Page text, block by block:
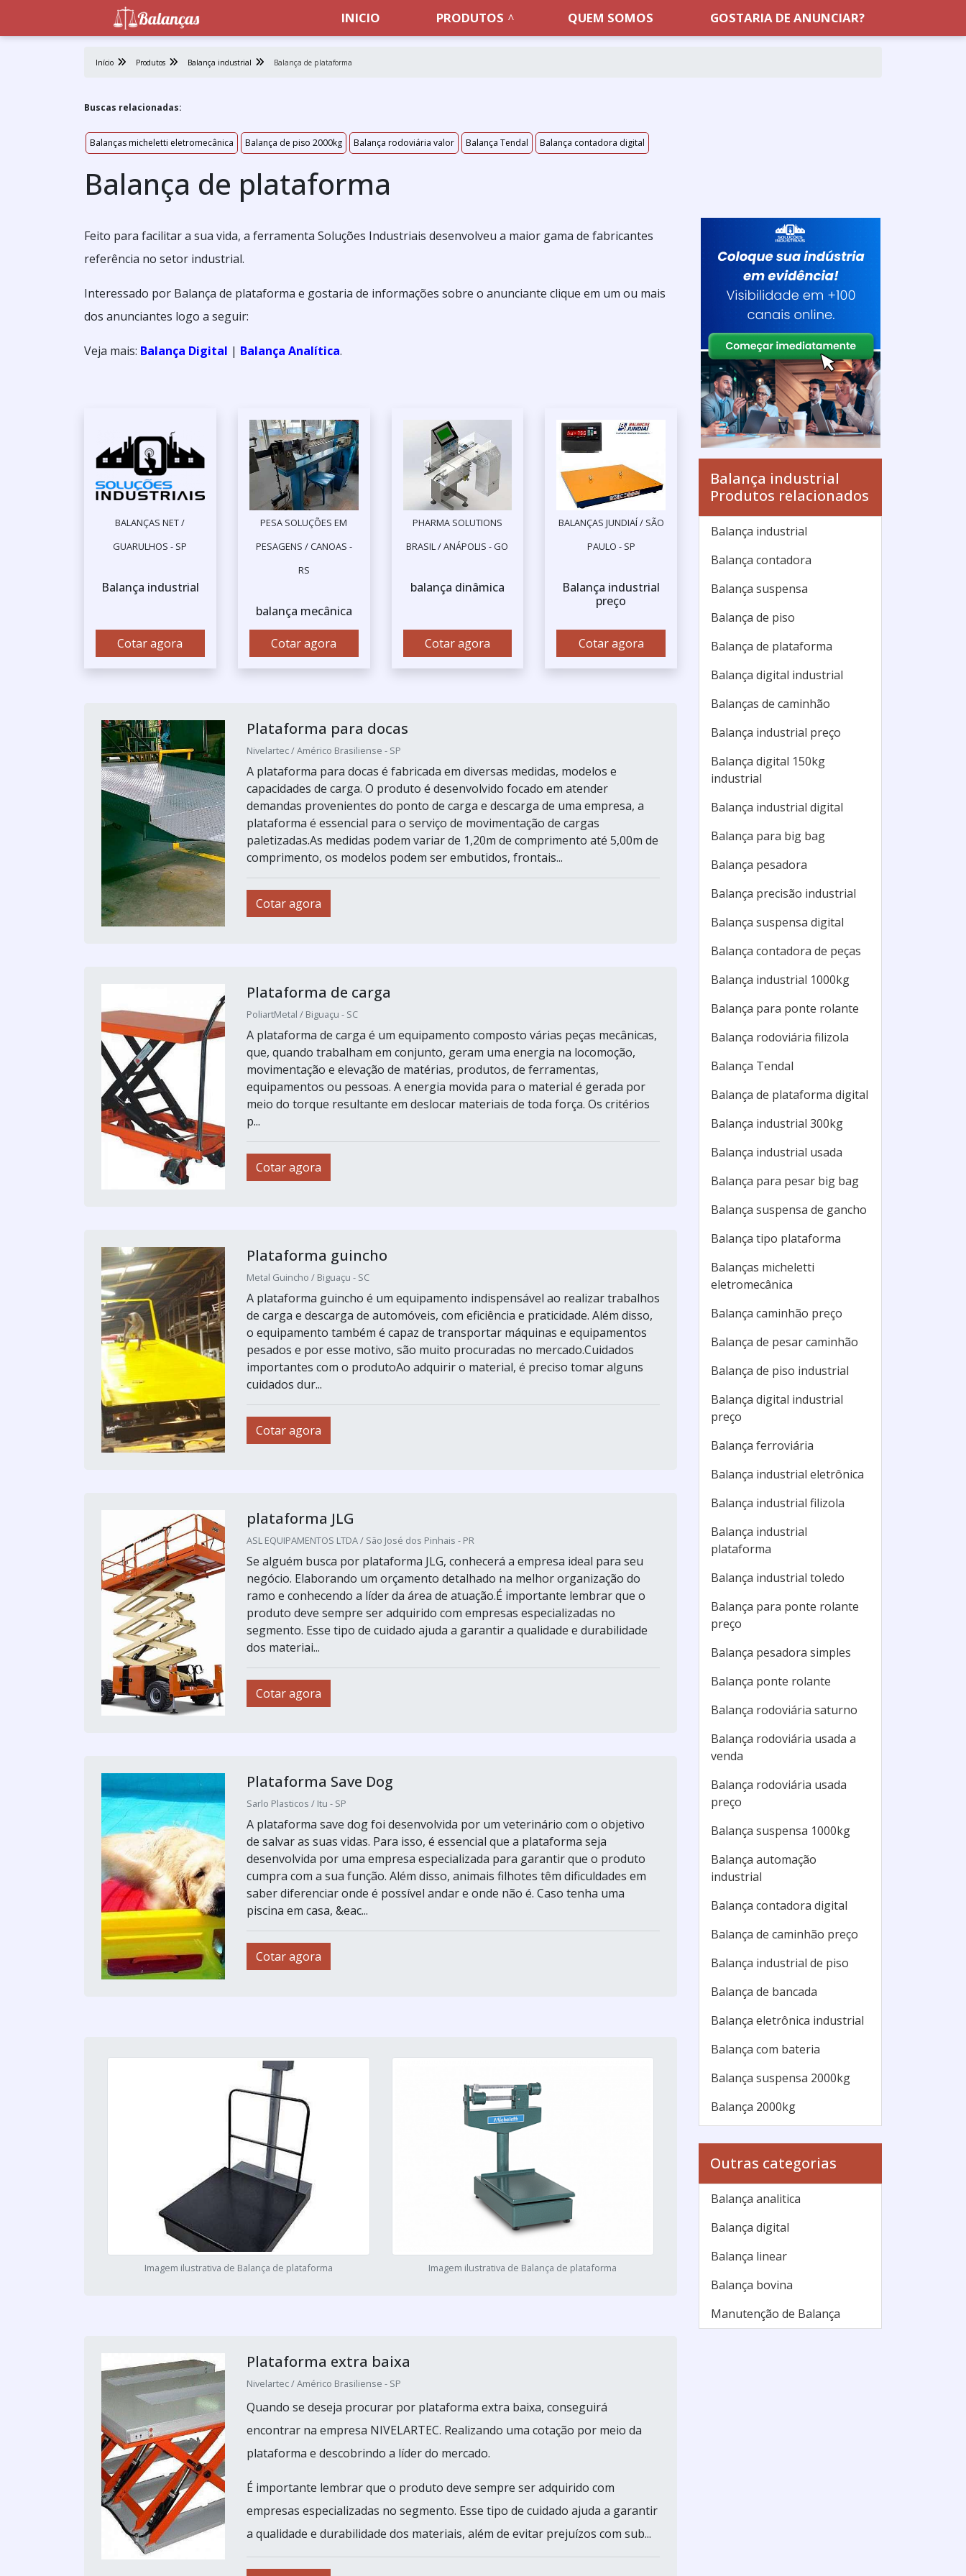
INICIO PRODUTOS QUEM SOMOS GOSTARIA DE ANUNCIAR?
Início Produtos Balança industrial Balança de plataforma
Buscas relacionadas:
Balanças micheletti eletromecânica Balança de piso 2000kg Balança rodoviária valor Balança Tendal Balança contadora digital
Balança de plataforma
Feito para facilitar a sua vida, a ferramenta Soluções Industriais desenvolveu a maior gama de fabricantes
referência no setor industrial.
Interessado por Balança de plataforma e gostaria de informações sobre o anunciante clique em um ou mais
dos anunciantes logo a seguir:
Veja mais: Balança Digital | Balança Analítica.
BALANÇAS NET /
GUARULHOS - SP
Balança industrial
Cotar agora
PESA SOLUÇÕES EM
PESAGENS / CANOAS -
RS
balança mecânica
Cotar agora
PHARMA SOLUTIONS
BRASIL / ANÁPOLIS - GO
balança dinâmica
Cotar agora
BALANÇAS JUNDIAÍ / SÃO
PAULO - SP
Balança industrial
preço
Cotar agora
Plataforma para docas
Nivelartec / Américo Brasiliense - SP
A plataforma para docas é fabricada em diversas medidas, modelos e
capacidades de carga. O produto é desenvolvido focado em atender
demandas provenientes do ponto de carga e descarga de uma empresa, a
plataforma é essencial para o serviço de movimentação de cargas
paletizadas.As medidas podem variar de 1,20m de comprimento até 5,00m de
comprimento, os modelos podem ser embutidos, frontais...
Cotar agora
Plataforma de carga
PoliartMetal / Biguaçu - SC
A plataforma de carga é um equipamento composto várias peças mecânicas,
que, quando trabalham em conjunto, geram uma energia na locomoção,
movimentação e elevação de matérias, produtos, de ferramentas,
equipamentos ou pessoas. A energia movida para o material é gerada por
meio do torque resultante em deslocar materiais de toda força. Os critérios
p...
Cotar agora
Plataforma guincho
Metal Guincho / Biguaçu - SC
A plataforma guincho é um equipamento indispensável ao realizar trabalhos
de carga e descarga de automóveis, com eficiência e praticidade. Além disso,
o equipamento também é capaz de transportar máquinas e equipamentos
pesados e por esse motivo, são muito procuradas no mercado.Cuidados
importantes com o produtoAo adquirir o material, é preciso tomar alguns
cuidados dur...
Cotar agora
plataforma JLG
ASL EQUIPAMENTOS LTDA / São José dos Pinhais - PR
Se alguém busca por plataforma JLG, conhecerá a empresa ideal para seu
negócio. Elaborando um orçamento detalhado na melhor organização do
ramo e conhecendo a líder da área de atuação.É importante lembrar que o
produto deve sempre ser adquirido com empresas especializadas no
segmento. Esse tipo de cuidado ajuda a garantir a qualidade e durabilidade
dos materiai...
Cotar agora
Plataforma Save Dog
Sarlo Plasticos / Itu - SP
A plataforma save dog foi desenvolvida por um veterinário com o objetivo
de salvar as suas vidas. Para isso, é essencial que a plataforma seja
desenvolvida por uma empresa especializada para garantir que o produto
cumpra com a sua função. Além disso, animais filhotes têm dificuldades em
saber diferenciar onde é possível andar e onde não é. Caso tenha uma
piscina em casa, &eac...
Cotar agora
Imagem ilustrativa de Balança de plataforma Imagem ilustrativa de Balança de plataforma
Plataforma extra baixa
Nivelartec / Américo Brasiliense - SP
Quando se deseja procurar por plataforma extra baixa, conseguirá
encontrar na empresa NIVELARTEC. Realizando uma cotação por meio da
plataforma e descobrindo a líder do mercado.
É importante lembrar que o produto deve sempre ser adquirido com
empresas especializadas no segmento. Esse tipo de cuidado ajuda a garantir
a qualidade e durabilidade dos materiais, além de evitar prejuízos com sub...
Balança industrial
Produtos relacionados
Balança industrial
Balança contadora
Balança suspensa
Balança de piso
Balança de plataforma
Balança digital industrial
Balanças de caminhão
Balança industrial preço
Balança digital 150kg
industrial
Balança industrial digital
Balança para big bag
Balança pesadora
Balança precisão industrial
Balança suspensa digital
Balança contadora de peças
Balança industrial 1000kg
Balança para ponte rolante
Balança rodoviária filizola
Balança Tendal
Balança de plataforma digital
Balança industrial 300kg
Balança industrial usada
Balança para pesar big bag
Balança suspensa de gancho
Balança tipo plataforma
Balanças micheletti
eletromecânica
Balança caminhão preço
Balança de pesar caminhão
Balança de piso industrial
Balança digital industrial
preço
Balança ferroviária
Balança industrial eletrônica
Balança industrial filizola
Balança industrial
plataforma
Balança industrial toledo
Balança para ponte rolante
preço
Balança pesadora simples
Balança ponte rolante
Balança rodoviária saturno
Balança rodoviária usada a
venda
Balança rodoviária usada
preço
Balança suspensa 1000kg
Balança automação
industrial
Balança contadora digital
Balança de caminhão preço
Balança industrial de piso
Balança de bancada
Balança eletrônica industrial
Balança com bateria
Balança suspensa 2000kg
Balança 2000kg
Balança de piso 2000kg
Balança industrial 2000 kg
Balança 1000kg
Balança digital industrial
1000kg
Balança de piso 1000 kg
Balança 200kg
Outras categorias
Balança analitica
Balança digital
Balança linear
Balança bovina
Manutenção de Balança